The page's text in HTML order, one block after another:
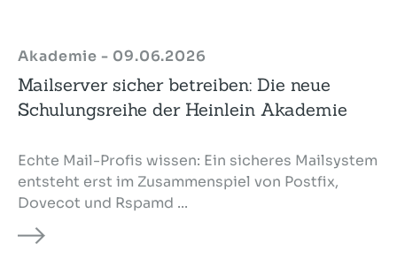
Akademie - 09.06.2026
Mailserver sicher betreiben: Die neue
Schulungsreihe der Heinlein Akademie
Echte Mail-Profis wissen: Ein sicheres Mailsystem
entsteht erst im Zusammenspiel von Postfix,
Dovecot und Rspamd ...